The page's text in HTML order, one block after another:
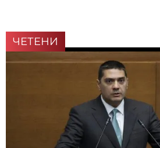
ЧЕТЕНИ